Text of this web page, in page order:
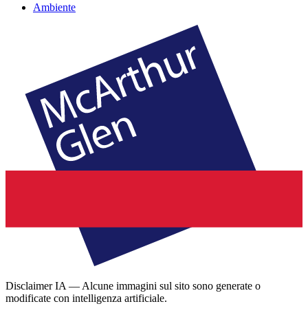
Ambiente
Disclaimer IA — Alcune immagini sul sito sono generate o
modificate con intelligenza artificiale.